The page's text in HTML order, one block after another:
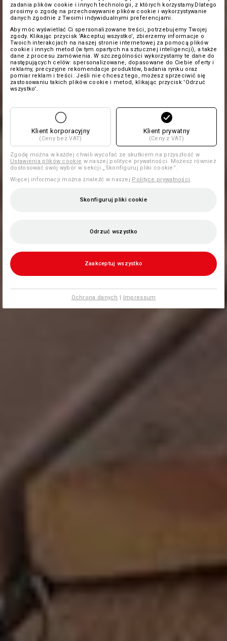
zadania plików cookie i innych technologii, z których korzystamy.Dlatego
prosimy o zgodę na przechowywanie plików cookie i wykorzystywanie
danych zgodnie z Twoimi indywidualnymi preferencjami.
Aby móc wyświetlać Ci spersonalizowane treści, potrzebujemy Twojej
zgody. Klikając przycisk 'Akceptuj wszystko', zbierzemy informacje o
Twoich interakcjach na naszej stronie internetowej za pomocą plików
cookie i innych metod (w tym opartych na sztucznej inteligencji), a także
dane z procesu zamówienia. W szczególności wykorzystamy te dane do
następujących celów: spersonalizowane, dopasowane do Ciebie oferty i
reklamy, precyzyjne rekomendacje produktów, badania rynku oraz
pomiar reklam i treści. Jeśli nie chcesz tego, możesz sprzeciwić się
zastosowaniu takich plików cookie i metod, klikając przycisk 'Odrzuć
wszystko'.
Klient korporacyjny
(Ceny bez VAT)
Klient prywatny
(Ceny z VAT)
Zgodę można w każdej chwili wycofać ze skutkiem na przyszłość w
Ustawienia plików cookie w naszej polityce prywatności. Możesz również
dostosować swój wybór w sekcji „Skonfiguruj pliki cookie”.
Więcej informacji można znaleźć w naszej Polityce prywatności.
Skonfiguruj pliki cookie
Odrzuć wszystko
Zaakceptuj wszystko
Ochrona danych | Impressum